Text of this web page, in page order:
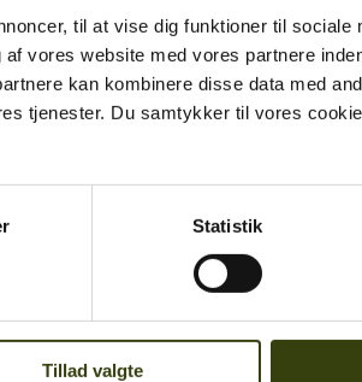
til at vise dig funktioner til sociale
vores website med vores partnere
kan kombinere disse data med
tjenester. Du samtykker til vores
Statistik
Tillad valgte